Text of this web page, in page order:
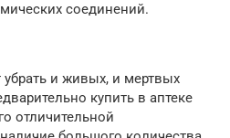
соединений.
и живых, и мертвых
купить в аптеке
отличительной